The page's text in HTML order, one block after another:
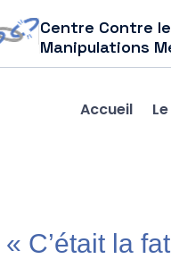
Centre Contre
Manipulations
Accueil
« C’était la